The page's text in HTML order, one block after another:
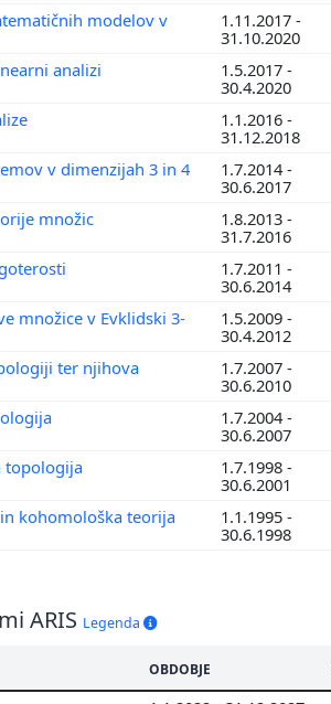
modelov v
1.11.2017 -
31.10.2020
analizi
1.5.2017 -
30.4.2020
1.1.2016 -
31.12.2018
v dimenzijah 3 in 4
1.7.2014 -
30.6.2017
množic
1.8.2013 -
31.7.2016
1.7.2011 -
30.6.2014
množice v Evklidski 3-
1.5.2009 -
30.4.2012
ter njihova
1.7.2007 -
30.6.2010
1.7.2004 -
30.6.2007
topologija
1.7.1998 -
30.6.2001
kohomološka teorija
1.1.1995 -
30.6.1998
ARIS Legenda
OBDOBJE